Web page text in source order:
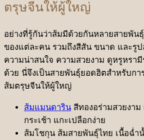
ตรุษจีนให้ผู้ใหญ่
อย่างที่รู้กันว่าส้มมีด้วยกันหลายสายพัน
ของแต่ละคน รวมถึงสีสัน ขนาด และรู
ความน่าสนใจ ความสวยงาม ดูหรูหรา
ด้วย นี่จึงเป็นสายพันธุ์ยอดฮิตสำหรับกา
ส้มตรุษจีนให้ผู้ใหญ่
ส้มแมนดาริน สีทองอร่ามสวยงา
กระเช้า แกะเปลือกง่าย
ส้มโชกุน ส้มสายพันธุ์ไทย เนื้อฉ่ำ